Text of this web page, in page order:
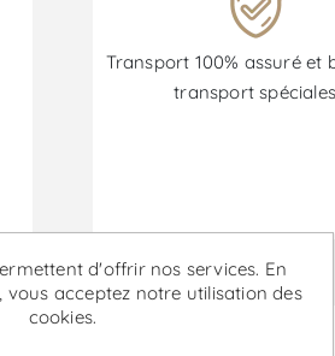
Transport 100% assuré et
transport spéciales
d'offrir nos services. En
vous acceptez notre utilisation des
cookies.